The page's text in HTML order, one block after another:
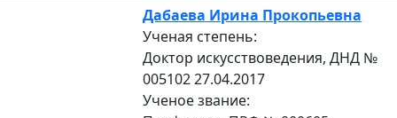
Дабаева Ирина Прокопьевна
Ученая степень:
Доктор искусствоведения, ДНД №
005102 27.04.2017
Ученое звание: